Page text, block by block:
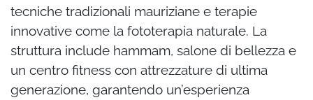
tecniche tradizionali mauriziane e terapie
innovative come la fototerapia naturale. La
struttura include hammam, salone di bellezza e
un centro fitness con attrezzature di ultima
generazione, garantendo un’esperienza